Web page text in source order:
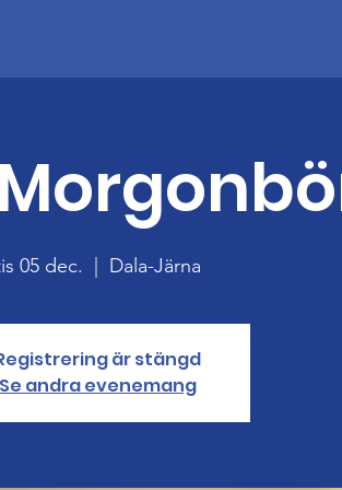
05 dec. Dala-Järna
är stängd
Se andra evenemang